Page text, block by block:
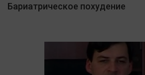
Бариатрическое похудение